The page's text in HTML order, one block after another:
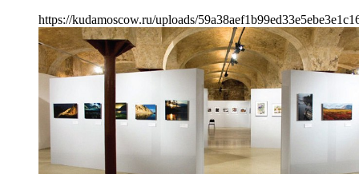
https://kudamoscow.ru/uploads/